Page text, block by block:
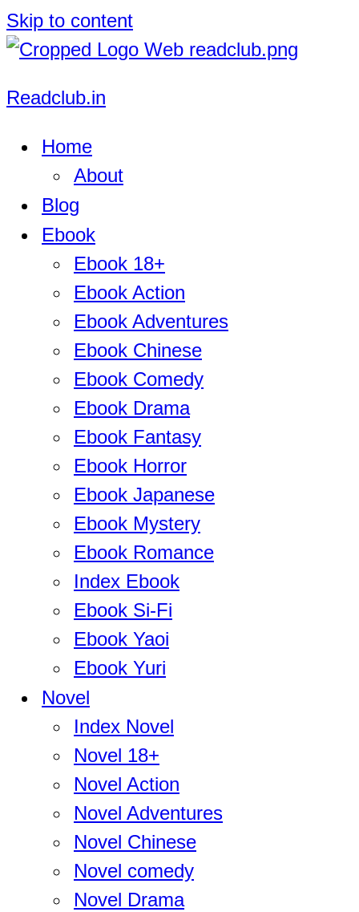
Skip to content
Readclub.in
Home
About
Blog
Ebook
Ebook 18+
Ebook Action
Ebook Adventures
Ebook Chinese
Ebook Comedy
Ebook Drama
Ebook Fantasy
Ebook Horror
Ebook Japanese
Ebook Mystery
Ebook Romance
Index Ebook
Ebook Si-Fi
Ebook Yaoi
Ebook Yuri
Novel
Index Novel
Novel 18+
Novel Action
Novel Adventures
Novel Chinese
Novel comedy
Novel Drama